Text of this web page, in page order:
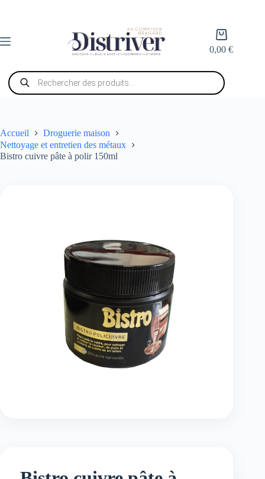
Panier
d’achat
0,00€
Recherche
de
produits
Accueil
Droguerie maison
Nettoyage et entretien des métaux
Bistro cuivre pâte à polir 150ml